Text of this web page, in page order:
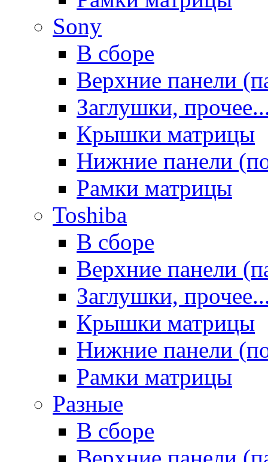
Sony
В сборе
Верхние панели
Заглушки,
Крышки матрицы
Нижние панели
Рамки матрицы
Toshiba
В сборе
Верхние панели
Заглушки,
Крышки матрицы
Нижние панели
Рамки матрицы
Разные
В сборе